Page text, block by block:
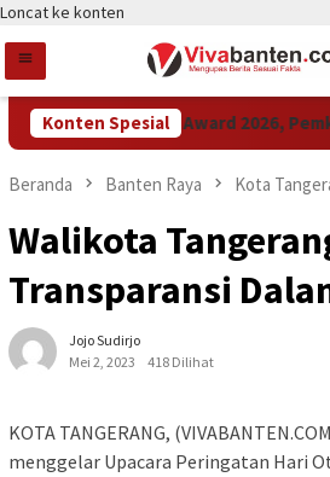
Loncat ke konten
Konten Spesial
Raih LPM Award 2026,
Beranda Banten Raya Kota
Walikota
Transparansi
Jojo Sudirjo
Mei 2, 2023
418 Dilihat
KOTA TANGERANG,
menggelar Upacara Peringatan Hari